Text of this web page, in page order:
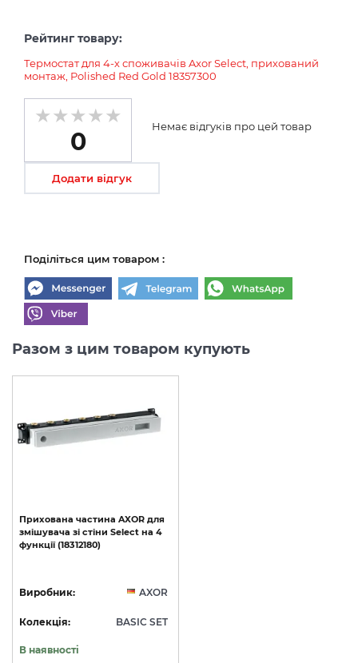
Рейтинг товару:
Термостат для 4-х споживачів Axor Select, прихований
монтаж, Polished Red Gold 18357300
0
Немає відгуків про цей товар
Додати відгук
Поділіться цим товаром :
Разом з цим товаром купують
Прихована частина AXOR для
змішувача зі стіни Select на 4
функції (18312180)
Виробник: AXOR
Колекція: BASIC SET
В наявності